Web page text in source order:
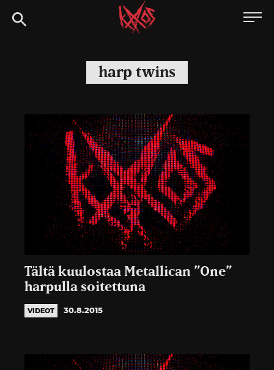
Siirry
suoraan
Kaaoszine
harp twins
Tältä kuulostaa Metallican ”One”
harpulla soitettuna
VIDEOT 30.8.2015